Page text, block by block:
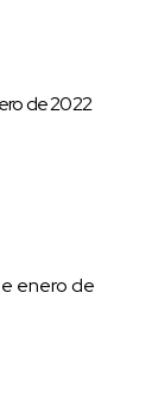
de 2022
enero de